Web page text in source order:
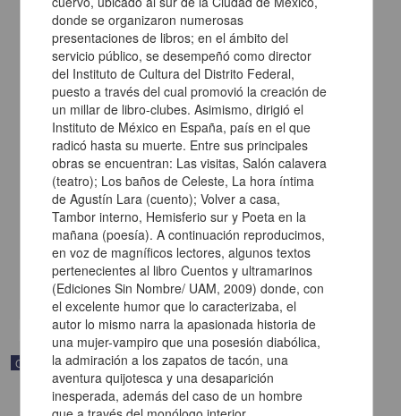
Carta de Francisco Martínez Baca a Francisco I. Madero
felicitándolo por el triunfo de la causa
Martínez Baca, Francisco
[sin fecha]
Multidisciplina
Correspondencia postal
donde se organizaron numerosas
presentaciones de libros; en el ámbito del
servicio público, se desempeñó como director
del Instituto de Cultura del Distrito Federal,
puesto a través del cual promovió la creación de
un millar de libro-clubes. Asimismo, dirigió el
Instituto de México en España, país en el que
radicó hasta su muerte. Entre sus principales
obras se encuentran: Las visitas, Salón calavera
(teatro); Los baños de Celeste, La hora íntima
de Agustín Lara (cuento); Volver a casa,
Tambor interno, Hemisferio sur y Poeta en la
mañana (poesía). A continuación reproducimos,
en voz de magníficos lectores, algunos textos
pertenecientes al libro Cuentos y ultramarinos
(Ediciones Sin Nombre/ UAM, 2009) donde, con
el excelente humor que lo caracterizaba, el
autor lo mismo narra la apasionada historia de
una mujer-vampiro que una posesión diabólica,
la admiración a los zapatos de tacón, una
aventura quijotesca y una desaparición
inesperada, además del caso de un hombre